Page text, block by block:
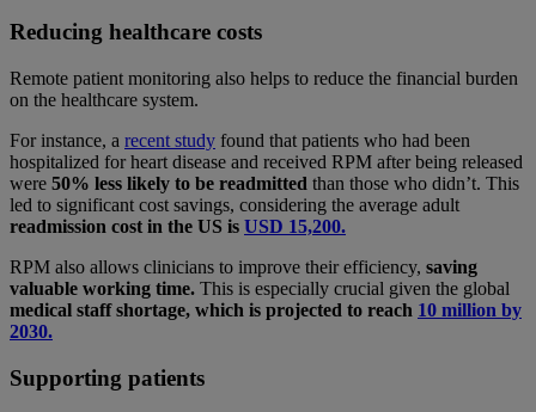
Reducing healthcare costs
Remote patient monitoring also helps to reduce the financial burden
on the healthcare system.
For instance, a recent study found that patients who had been
hospitalized for heart disease and received RPM after being released
were 50% less likely to be readmitted than those who didn’t. This
led to significant cost savings, considering the average adult
readmission cost in the US is USD 15,200.
RPM also allows clinicians to improve their efficiency, saving
valuable working time. This is especially crucial given the global
medical staff shortage, which is projected to reach 10 million by
2030.
Supporting patients